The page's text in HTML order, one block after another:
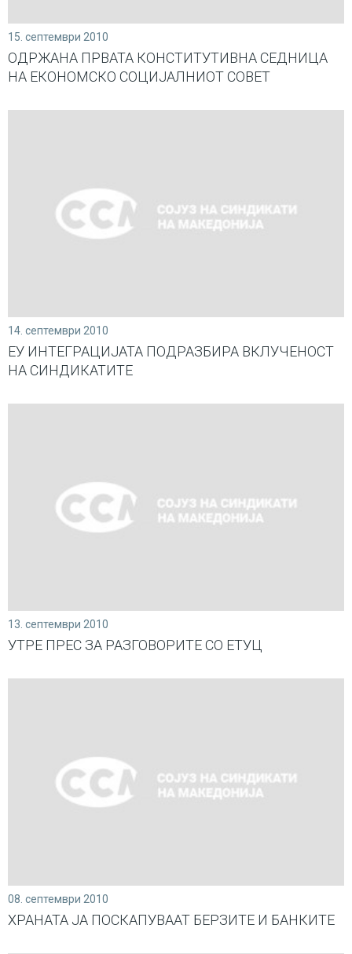
15. септември 2010
ОДРЖАНА ПРВАТА КОНСТИТУТИВНА СЕДНИЦА
НА ЕКОНОМСКО СОЦИЈАЛНИОТ СОВЕТ
14. септември 2010
ЕУ ИНТЕГРАЦИЈАТА ПОДРАЗБИРА ВКЛУЧЕНОСТ
НА СИНДИКАТИТЕ
13. септември 2010
УТРЕ ПРЕС ЗА РАЗГОВОРИТЕ СО ЕТУЦ
08. септември 2010
ХРАНАТА ЈА ПОСКАПУВААТ БЕРЗИТЕ И БАНКИТЕ